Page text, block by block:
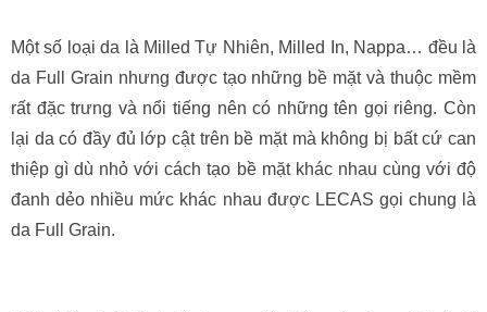
Một số loại da là Milled Tự Nhiên, Milled In, Nappa… đều là
da Full Grain nhưng được tạo những bề mặt và thuộc mềm
rất đặc trưng và nổi tiếng nên có những tên gọi riêng. Còn
lại da có đầy đủ lớp cật trên bề mặt mà không bị bất cứ can
thiệp gì dù nhỏ với cách tạo bề mặt khác nhau cùng với độ
đanh dẻo nhiều mức khác nhau được LECAS gọi chung là
da Full Grain.